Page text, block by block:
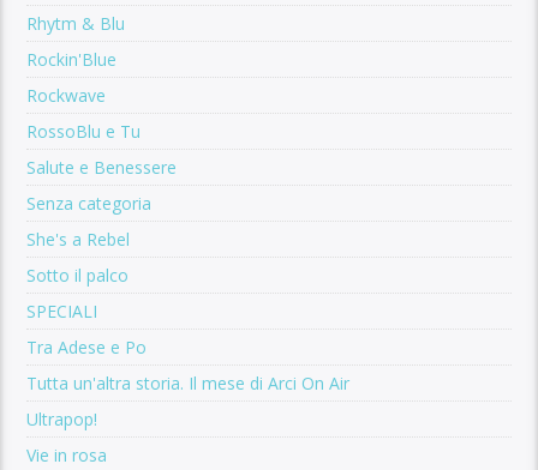
Rhytm & Blu
Rockin'Blue
Rockwave
RossoBlu e Tu
Salute e Benessere
Senza categoria
She's a Rebel
Sotto il palco
SPECIALI
Tra Adese e Po
Tutta un'altra storia. Il mese di Arci On Air
Ultrapop!
Vie in rosa